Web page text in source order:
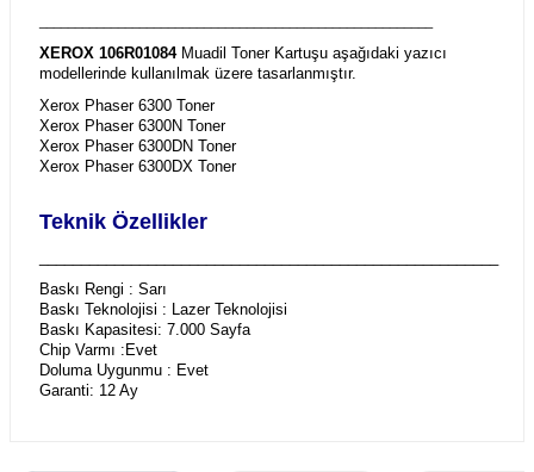
XEROX 106R01084Muadil Toner Kartuşu aşağıdaki yazıcı
modellerinde kullanılmak üzere tasarlanmıştır.
Xerox Phaser 6300 Toner
Xerox Phaser 6300N Toner
Xerox Phaser 6300DN Toner
Xerox Phaser 6300DX Toner
Teknik Özellikler
Baskı Rengi : Sarı
Baskı Teknolojisi : Lazer Teknolojisi
Baskı Kapasitesi: 7.000 Sayfa
Chip Varmı :Evet
Doluma Uygunmu : Evet
Garanti: 12 Ay